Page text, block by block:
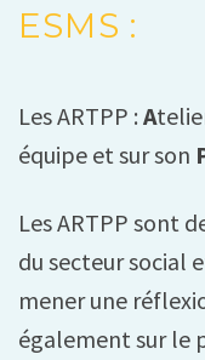
ESMS :
Les ARTPP : A
équipe et sur son
Les ARTPP sont
du secteur social
mener une
également sur le